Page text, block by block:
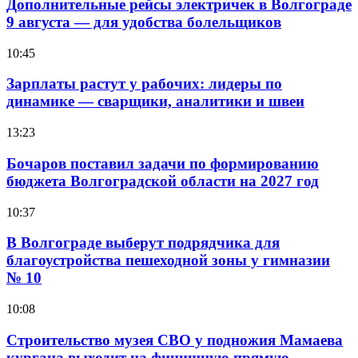
Дополнительные рейсы электричек в Волгограде
9 августа — для удобства болельщиков
10:45
Зарплаты растут у рабочих: лидеры по
динамике — сварщики, аналитики и швеи
13:23
Бочаров поставил задачи по формированию
бюджета Волгоградской области на 2027 год
10:37
В Волгограде выберут подрядчика для
благоустройства пешеходной зоны у гимназии
№ 10
10:08
Строительство музея СВО у подножия Мамаева